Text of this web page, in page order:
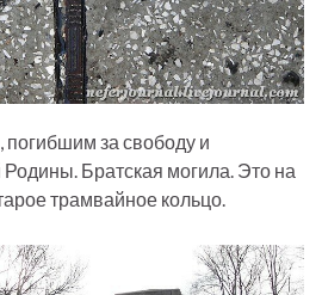
за свободу и
Братская могила. Это на
трамвайное кольцо.